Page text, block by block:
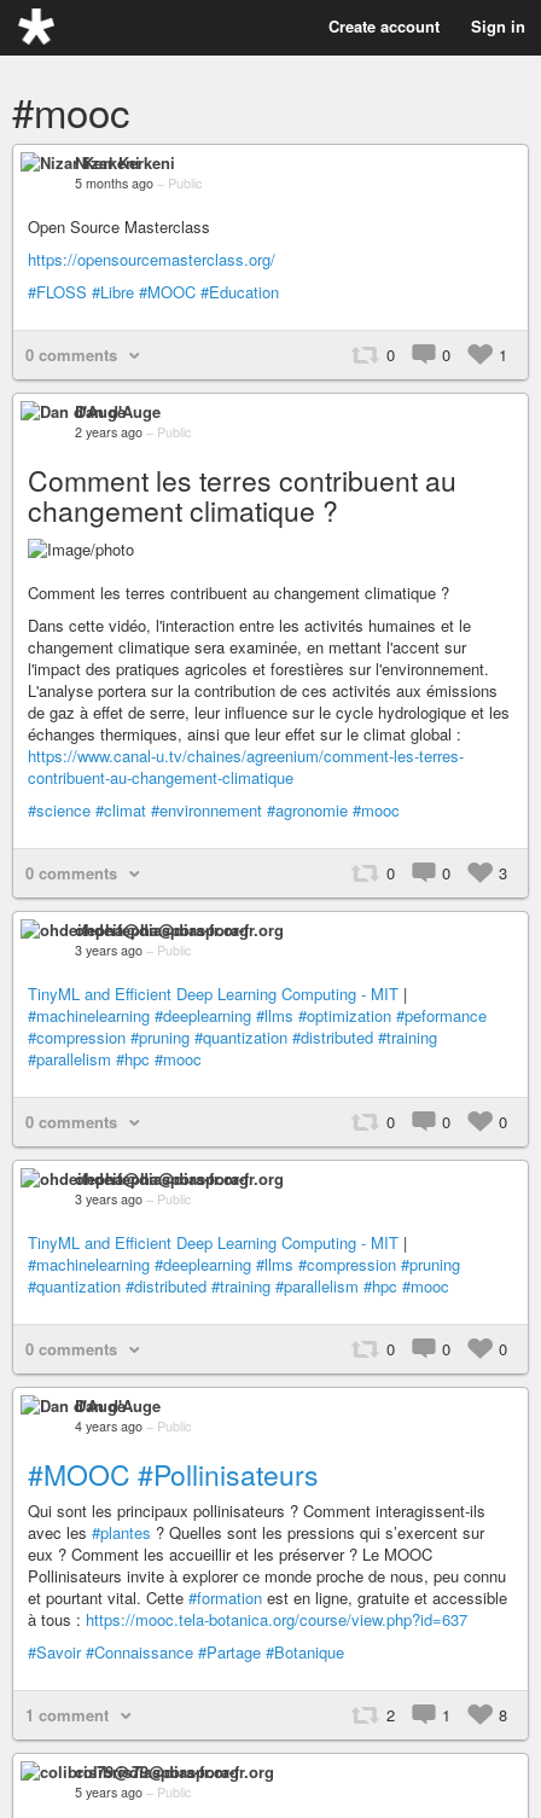
Create account Sign in
#mooc
Nizar Kerkeni
5 months ago – Public
Open Source Masterclass
https://opensourcemasterclass.org/
#FLOSS #Libre #MOOC #Education
0 comments 0 0 1
Dan d'Auge
2 years ago – Public
Comment les terres contribuent au
changement climatique ?
Comment les terres contribuent au changement climatique ?
Dans cette vidéo, l'interaction entre les activités humaines et le
changement climatique sera examinée, en mettant l'accent sur
l'impact des pratiques agricoles et forestières sur l'environnement.
L'analyse portera sur la contribution de ces activités aux émissions
de gaz à effet de serre, leur influence sur le cycle hydrologique et les
échanges thermiques, ainsi que leur effet sur le climat global :
https://www.canal-u.tv/chaines/agreenium/comment-les-terres-
contribuent-au-changement-climatique
#science #climat #environnement #agronomie #mooc
0 comments 0 0 3
ohdeifepha@diaspora-fr.org
3 years ago – Public
TinyML and Efficient Deep Learning Computing - MIT |
#machinelearning #deeplearning #llms #optimization #peformance
#compression #pruning #quantization #distributed #training
#parallelism #hpc #mooc
0 comments 0 0 0
ohdeifepha@diaspora-fr.org
3 years ago – Public
TinyML and Efficient Deep Learning Computing - MIT |
#machinelearning #deeplearning #llms #compression #pruning
#quantization #distributed #training #parallelism #hpc #mooc
0 comments 0 0 0
Dan d'Auge
4 years ago – Public
#MOOC #Pollinisateurs
Qui sont les principaux pollinisateurs ? Comment interagissent-ils
avec les #plantes ? Quelles sont les pressions qui s’exercent sur
eux ? Comment les accueillir et les préserver ? Le MOOC
Pollinisateurs invite à explorer ce monde proche de nous, peu connu
et pourtant vital. Cette #formation est en ligne, gratuite et accessible
à tous : https://mooc.tela-botanica.org/course/view.php?id=637
#Savoir #Connaissance #Partage #Botanique
1 comment 2 1 8
colibris79@diaspora-fr.org
5 years ago – Public